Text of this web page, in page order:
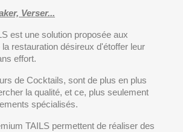
Verser...
est une solution proposée aux
restauration désireux d'étoffer leur
effort.
de Cocktails, sont de plus en plus
la qualité, et ce, plus seulement
spécialisés.
TAILS permettent de réaliser des